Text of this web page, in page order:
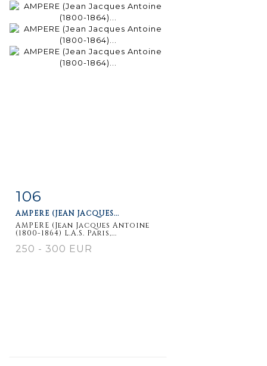
Fiche
détaillée
106
AMPERE (JEAN JACQUES...
AMPERE (Jean Jacques Antoine
(1800-1864) L.A.S. Paris,...
250 - 300 EUR